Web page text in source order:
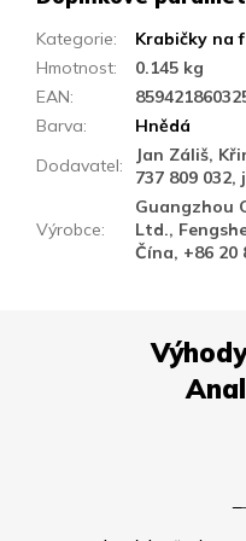
Kategorie:
Krabičky na
Hmotnost:
0.145 kg
EAN:
Barva:
Hnědá
Dodavatel:
Jan Záliš,
737 809
Výrobce:
Guangzhou
Ltd.,
Čína, +86 20